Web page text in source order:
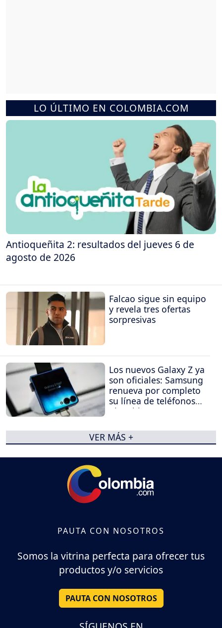
LO ÚLTIMO EN COLOMBIA.COM
Antioqueñita 2: resultados del jueves 6 de
agosto de 2026
Falcao sigue sin equipo
y revela tres ofertas
sorpresivas
Los nuevos Galaxy Z ya
son oficiales: Samsung
renueva por completo
su línea de teléfonos
plegables
VER MÁS +
PAUTA CON NOSOTROS
Somos la vitrina perfecta para ofrecer tus
productos y/o servicios
PAUTA CON NOSOTROS